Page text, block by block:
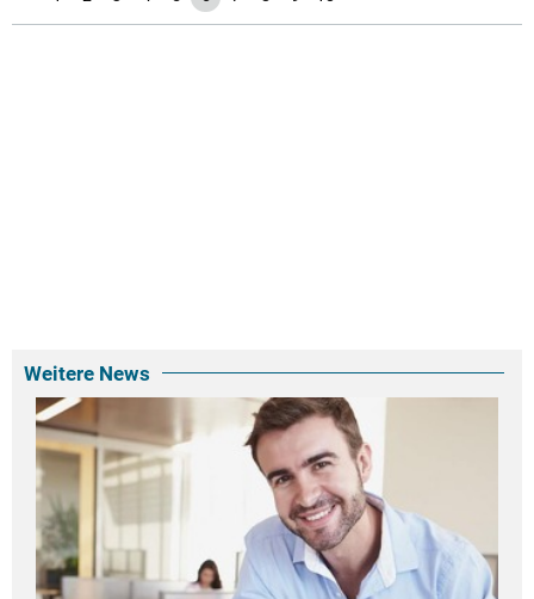
Weitere News